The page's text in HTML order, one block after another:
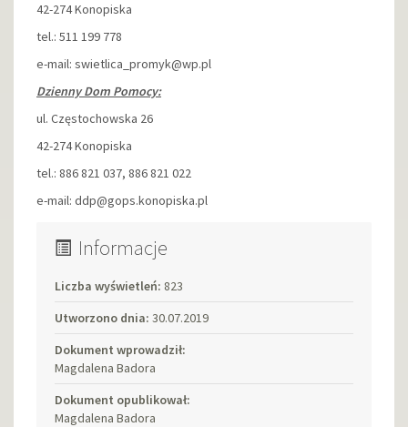
42-274 Konopiska
tel.: 511 199 778
e-mail: swietlica_promyk@wp.pl
Dzienny Dom Pomocy:
ul. Częstochowska 26
42-274 Konopiska
tel.: 886 821 037, 886 821 022
e-mail: ddp@gops.konopiska.pl
Informacje
Liczba wyświetleń: 823
Utworzono dnia: 30.07.2019
Dokument wprowadził:
Magdalena Badora
Dokument opublikował:
Magdalena Badora